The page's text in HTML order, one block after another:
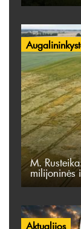
M.
milijoninės
Aktualijos